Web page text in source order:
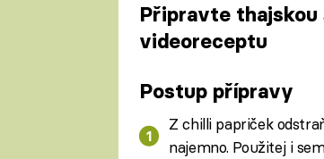
Připravte thajskou
videoreceptu
Postup přípravy
Z chilli papriček
najemno. Použitej i